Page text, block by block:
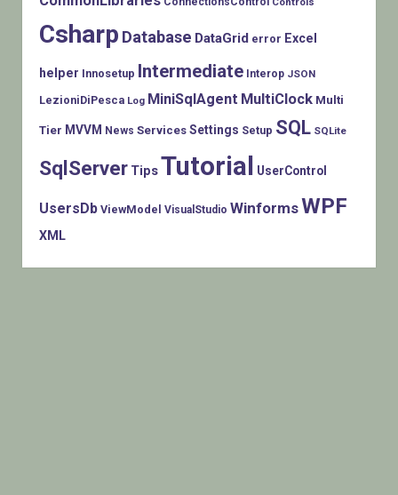
Csharp Database DataGrid error Excel
helper Innosetup Intermediate Interop JSON
LezioniDiPesca Log MiniSqlAgent MultiClock Multi
Tier MVVM News Services Settings Setup SQL SQLite
SqlServer TipsTutorial UserControl
UsersDb ViewModel VisualStudio WinformsWPF
XML